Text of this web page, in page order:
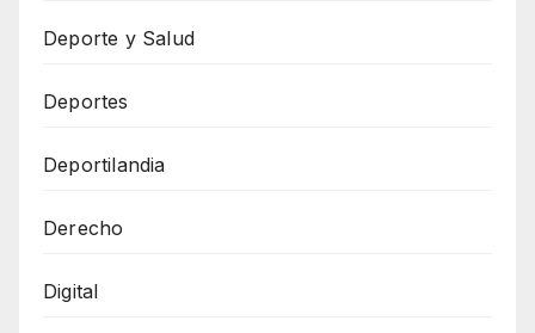
Deporte y Salud
Deportes
Deportilandia
Derecho
Digital